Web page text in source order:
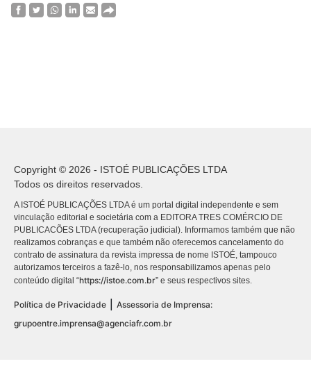
Copyright © 2026 - ISTOÉ PUBLICAÇÕES LTDA
Todos os direitos reservados.
A ISTOÉ PUBLICAÇÕES LTDA é um portal digital independente e sem
vinculação editorial e societária com a EDITORA TRES COMÉRCIO DE
PUBLICACÕES LTDA (recuperação judicial). Informamos também que não
realizamos cobranças e que também não oferecemos cancelamento do
contrato de assinatura da revista impressa de nome ISTOÉ, tampouco
autorizamos terceiros a fazê-lo, nos responsabilizamos apenas pelo
conteúdo digital “https://istoe.com.br” e seus respectivos sites.
Política de Privacidade
Assessoria de Imprensa:
grupoentre.imprensa@agenciafr.com.br